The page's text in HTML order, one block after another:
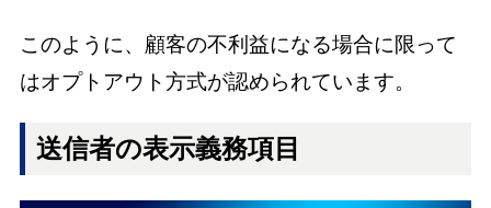
このように、顧客の不利益になる場合に限って
はオプトアウト方式が認められています。
送信者の表示義務項目